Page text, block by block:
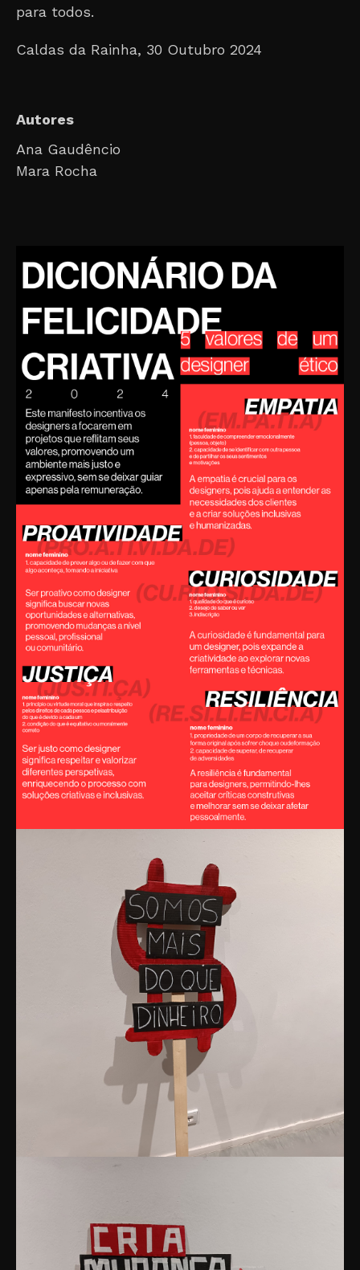
para todos.
Caldas da Rainha, 30 Outubro 2024
Autores
Ana Gaudêncio
Mara Rocha